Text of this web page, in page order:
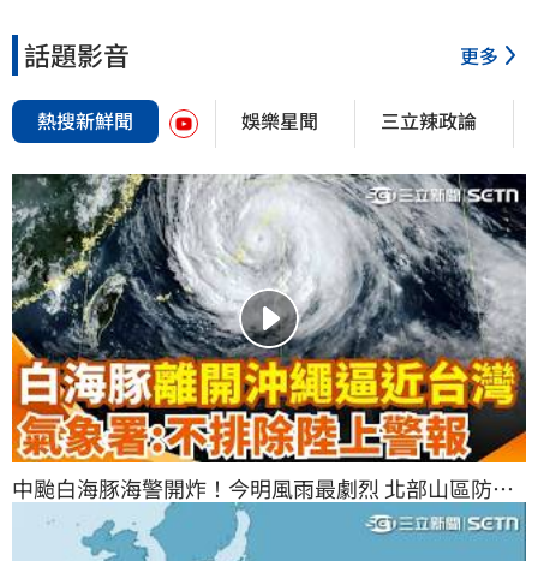
話題影音 更多
熱搜新鮮聞 娛樂星聞 三立辣政論
中颱白海豚海警開炸！今明風雨最劇烈 北部山區防豪
雨沿海掀5米長浪｜三立新聞網 SETN.com